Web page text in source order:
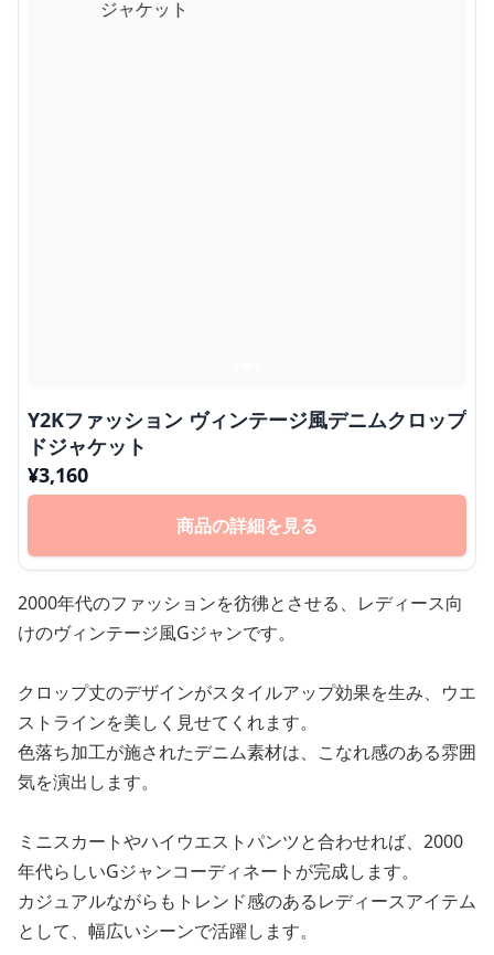
Y2Kファッション ヴィンテージ風デニムクロップ
ドジャケット
¥3,160
商品の詳細を見る
2000年代のファッションを彷彿とさせる、レディース向
けのヴィンテージ風Gジャンです。
クロップ丈のデザインがスタイルアップ効果を生み、ウエ
ストラインを美しく見せてくれます。
色落ち加工が施されたデニム素材は、こなれ感のある雰囲
気を演出します。
ミニスカートやハイウエストパンツと合わせれば、2000
年代らしいGジャンコーディネートが完成します。
カジュアルながらもトレンド感のあるレディースアイテム
として、幅広いシーンで活躍します。